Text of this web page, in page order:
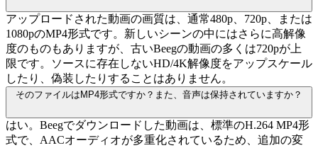
アップロードされた動画の画質は、通常480p、720p、または
1080pのMP4形式です。新しいシーンの中にはさらに高解像
度のものもありますが、古いBeegの動画の多くは720pが上
限です。ソースに存在しないHD/4K解像度をアップスケール
したり、偽装したりすることはありません。
そのファイルはMP4形式ですか？また、音声は保持されていますか？
はい。Beegでダウンロードした動画は、標準のH.264 MP4形
式で、AACオーディオが多重化されているため、追加の変